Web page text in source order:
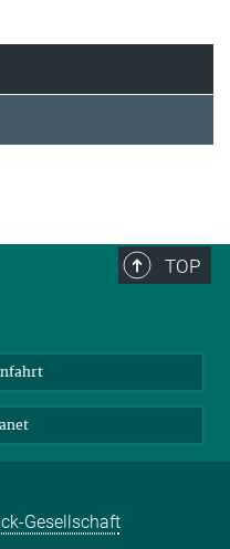
TOP
Gesellschaft